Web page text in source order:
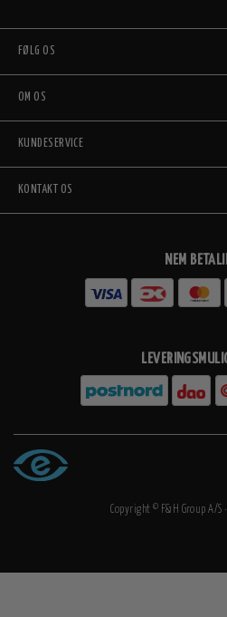
FØLG OS
OM OS
KUNDESERVICE
KONTAKT OS
NEM
Copyright © F&H Group A/S